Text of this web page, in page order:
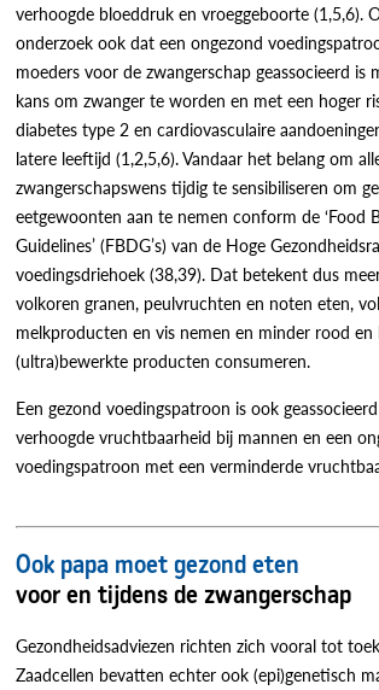
verhoogde bloeddruk en vroeggeboorte (1,5,6).
onderzoek ook dat een ongezond
moeders voor de zwangerschap geassocieerd is
kans om zwanger te worden en met een hoger
diabetes type 2 en cardiovasculaire
latere leeftijd (1,2,5,6). Vandaar het belang om
zwangerschapswens tijdig te sensibiliseren om
eetgewoonten aan te nemen conform de ‘Food
Guidelines’ (FBDG’s) van de Hoge
voedingsdriehoek (38,39). Dat betekent dus
volkoren granen, peulvruchten en noten eten,
melkproducten en vis nemen en minder rood en
(ultra)bewerkte producten consumeren.
Een gezond voedingspatroon is ook
verhoogde vruchtbaarheid bij mannen en een
voedingspatroon met een verminderde
Ook papa moet gezond eten
voor en tijdens de zwangerschap
Gezondheidsadviezen richten zich vooral tot
Zaadcellen bevatten echter ook (epi)genetisch